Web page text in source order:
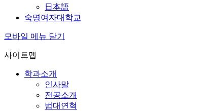
日本語
숙명여자대학교
모바일 메뉴 닫기
사이트맵
학과소개
인사말
전공소개
법대연혁